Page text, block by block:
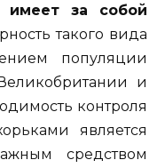
имеет за собой
такого вида
популяции
и
контроля
является
средством